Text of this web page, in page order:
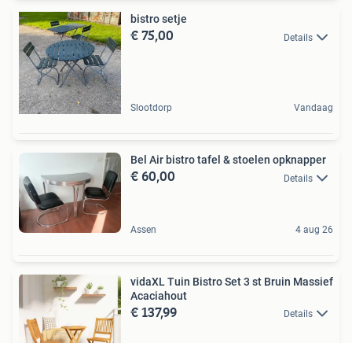
bistro setje
€ 75,00 Details
Slootdorp Vandaag
Bel Air bistro tafel & stoelen opknapper
€ 60,00 Details
Assen 4 aug 26
vidaXL Tuin Bistro Set 3 st Bruin Massief
Acaciahout
€ 137,99 Details